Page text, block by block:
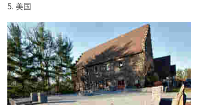
5. 美国